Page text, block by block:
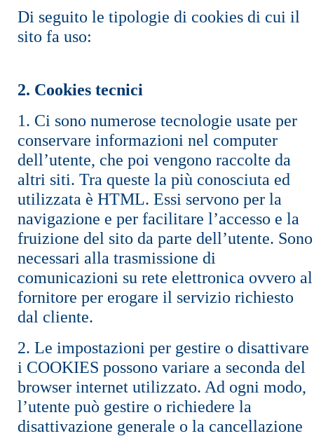
Di seguito le tipologie di cookies di cui il
sito fa uso:
2. Cookies tecnici
1. Ci sono numerose tecnologie usate per
conservare informazioni nel computer
dell’utente, che poi vengono raccolte da
altri siti. Tra queste la più conosciuta ed
utilizzata è HTML. Essi servono per la
navigazione e per facilitare l’accesso e la
fruizione del sito da parte dell’utente. Sono
necessari alla trasmissione di
comunicazioni su rete elettronica ovvero al
fornitore per erogare il servizio richiesto
dal cliente.
2. Le impostazioni per gestire o disattivare
i COOKIES possono variare a seconda del
browser internet utilizzato. Ad ogni modo,
l’utente può gestire o richiedere la
disattivazione generale o la cancellazione